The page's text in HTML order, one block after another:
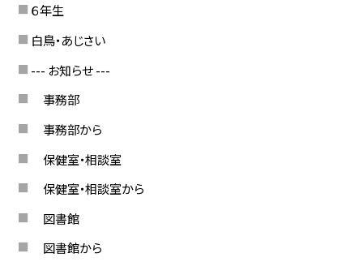
６年生
白鳥・あじさい
--- お知らせ ---
事務部
事務部から
保健室・相談室
保健室・相談室から
図書館
図書館から